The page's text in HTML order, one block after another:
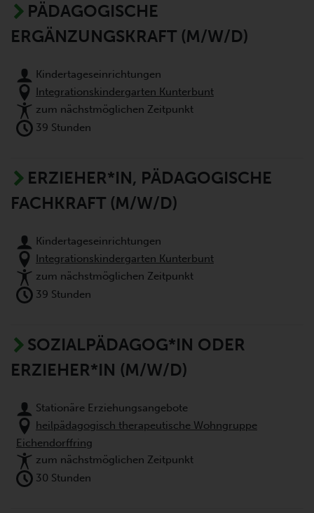
PÄDAGOGISCHE
ERGÄNZUNGSKRAFT (M/W/D)
Kindertageseinrichtungen
Integrationskindergarten Kunterbunt
zum nächstmöglichen Zeitpunkt
39 Stunden
ERZIEHER*IN, PÄDAGOGISCHE
FACHKRAFT (M/W/D)
Kindertageseinrichtungen
Integrationskindergarten Kunterbunt
zum nächstmöglichen Zeitpunkt
39 Stunden
SOZIALPÄDAGOG*IN ODER
ERZIEHER*IN (M/W/D)
Stationäre Erziehungsangebote
heilpädagogisch therapeutische Wohngruppe
Eichendorffring
zum nächstmöglichen Zeitpunkt
30 Stunden